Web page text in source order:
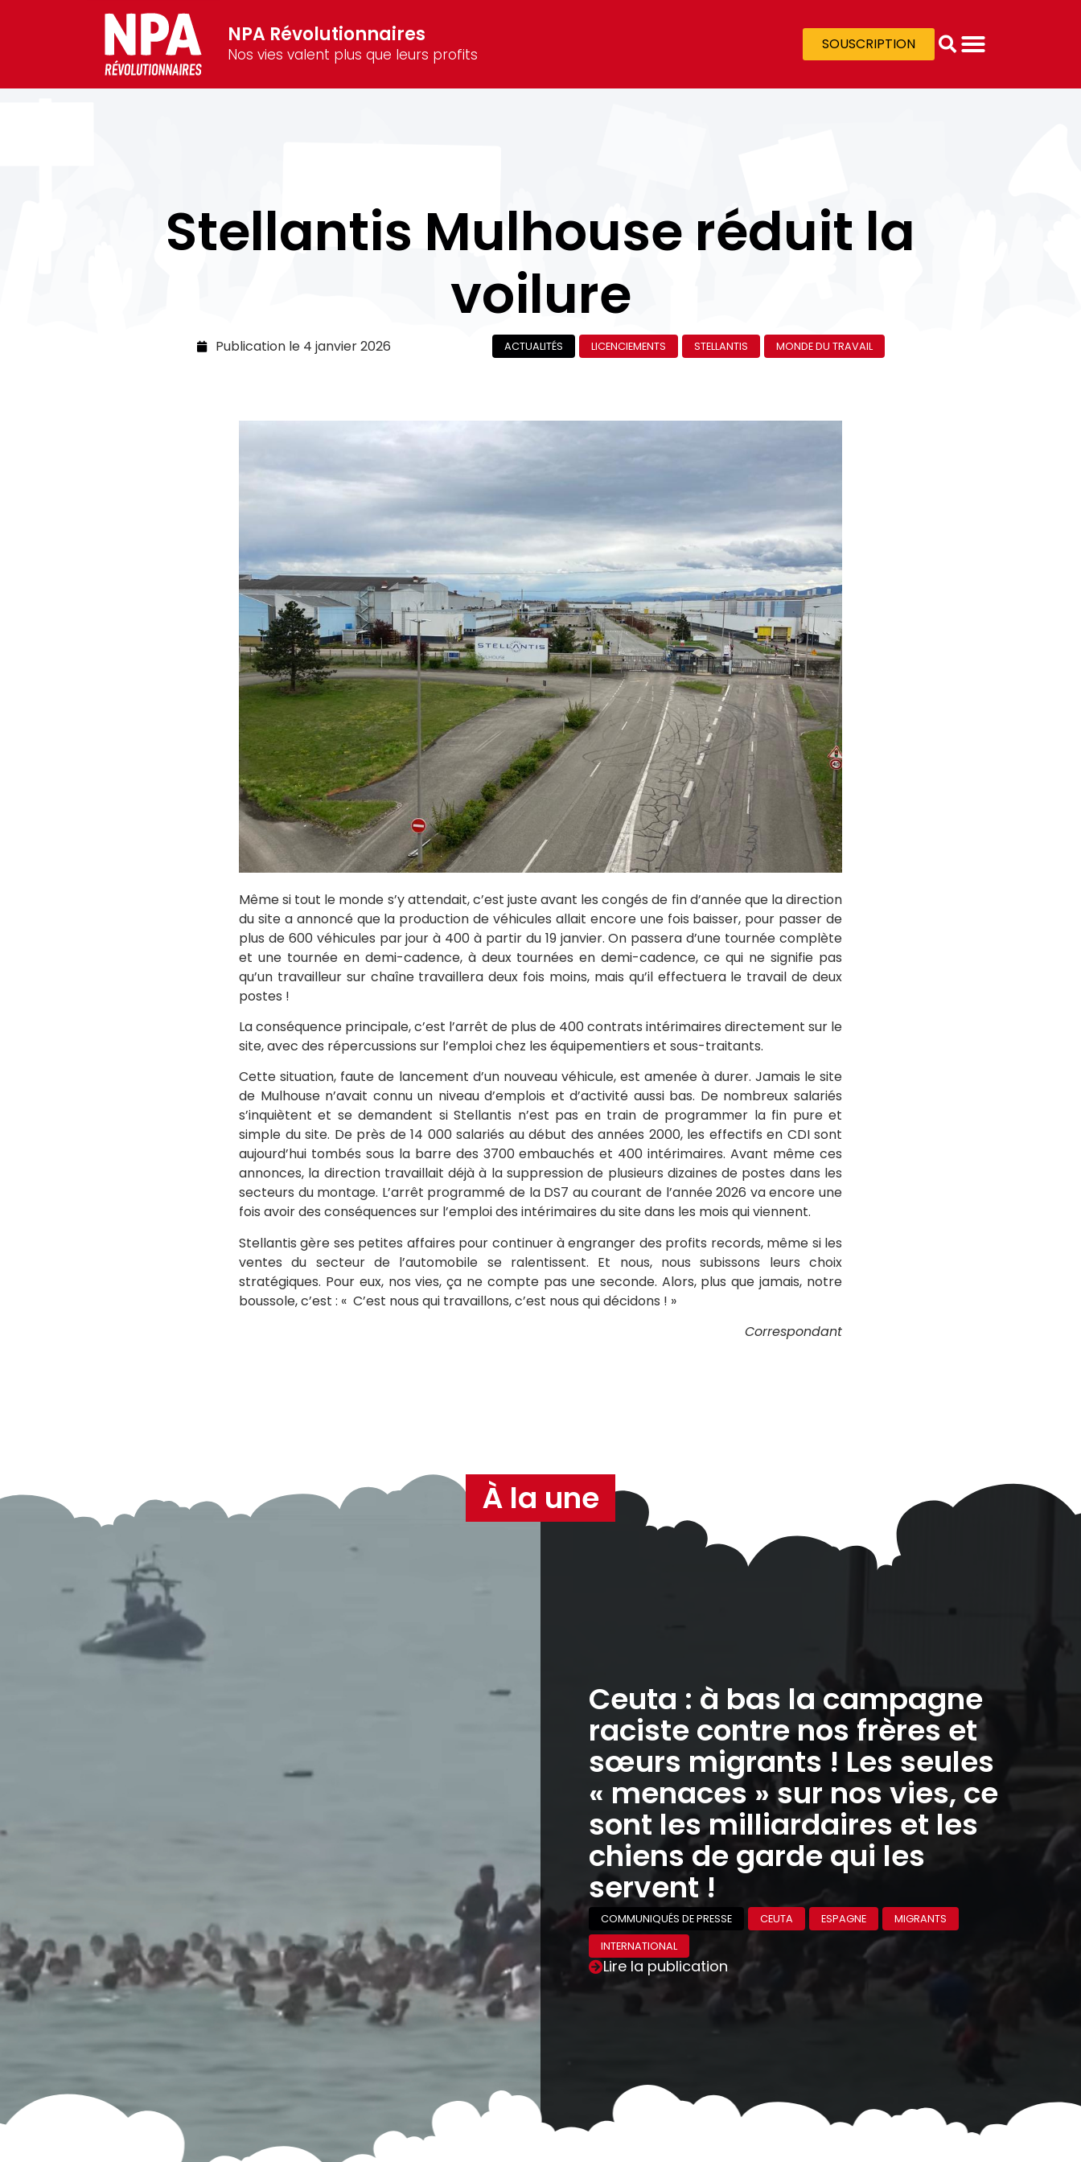
NPA Révolutionnaires
Nos vies valent plus que leurs profits
SOUSCRIPTION
Stellantis Mulhouse réduit la
voilure
Publication le 4 janvier 2026 ACTUALITÉS LICENCIEMENTS STELLANTIS MONDE DU TRAVAIL
Même si tout le monde s’y attendait, c’est juste avant les congés de fin d’année que la direction
du site a annoncé que la production de véhicules allait encore une fois baisser, pour passer de
plus de 600 véhicules par jour à 400 à partir du 19 janvier. On passera d’une tournée complète
et une tournée en demi-cadence, à deux tournées en demi-cadence, ce qui ne signifie pas
qu’un travailleur sur chaîne travaillera deux fois moins, mais qu’il effectuera le travail de deux
postes !
La conséquence principale, c’est l’arrêt de plus de 400 contrats intérimaires directement sur le
site, avec des répercussions sur l’emploi chez les équipementiers et sous-traitants.
Cette situation, faute de lancement d’un nouveau véhicule, est amenée à durer. Jamais le site
de Mulhouse n’avait connu un niveau d’emplois et d’activité aussi bas. De nombreux salariés
s’inquiètent et se demandent si Stellantis n’est pas en train de programmer la fin pure et
simple du site. De près de 14 000 salariés au début des années 2000, les effectifs en CDI sont
aujourd’hui tombés sous la barre des 3700 embauchés et 400 intérimaires. Avant même ces
annonces, la direction travaillait déjà à la suppression de plusieurs dizaines de postes dans les
secteurs du montage. L’arrêt programmé de la DS7 au courant de l’année 2026 va encore une
fois avoir des conséquences sur l’emploi des intérimaires du site dans les mois qui viennent.
Stellantis gère ses petites affaires pour continuer à engranger des profits records, même si les
ventes du secteur de l’automobile se ralentissent. Et nous, nous subissons leurs choix
stratégiques. Pour eux, nos vies, ça ne compte pas une seconde. Alors, plus que jamais, notre
boussole, c’est : « C’est nous qui travaillons, c’est nous qui décidons ! »
Correspondant
À la une
Ceuta : à bas la campagne
raciste contre nos frères et
sœurs migrants ! Les seules
« menaces » sur nos vies, ce
sont les milliardaires et les
chiens de garde qui les
servent !
COMMUNIQUÉS DE PRESSE CEUTA ESPAGNE
MIGRANTS
INTERNATIONAL
Lire la publication